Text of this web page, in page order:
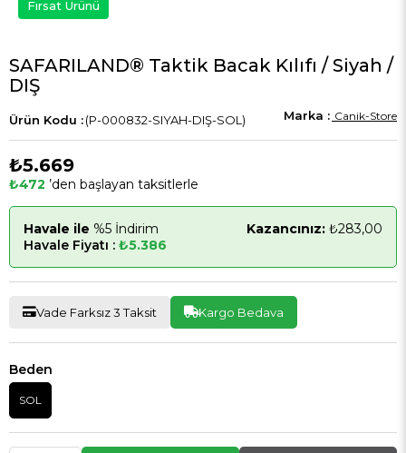
Fırsat Ürünü
SAFARILAND® Taktik Bacak Kılıfı / Siyah /
DIŞ
(P-000832-SIYAH-DIŞ-SOL) Canik-Store
₺5.669
₺472 ’den başlayan taksitlerle
Havale ile %5 İndirim Kazancınız: ₺283,00
Havale Fiyatı : ₺5.386
Vade Farksız 3 Taksit Kargo Bedava
Beden
SOL